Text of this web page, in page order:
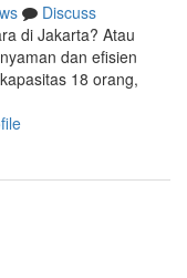
Discuss
di Jakarta? Atau
dan efisien
18 orang,